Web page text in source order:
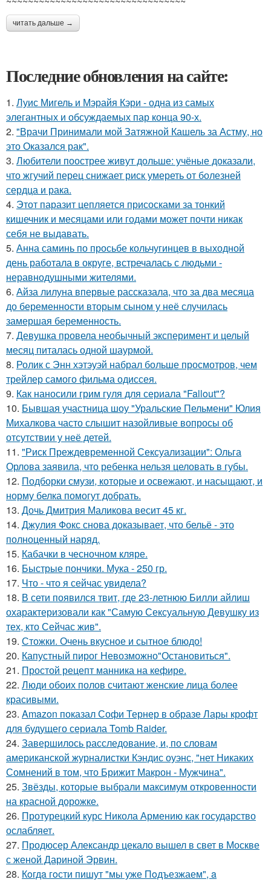
читать дальше →
Последние обновления на сайте:
1. Луис Мигель и Мэрайя Кэри - одна из самых
элегантных и обсуждаемых пар конца 90-х.
2. "Врачи Принимали мой Затяжной Кашель за Астму, но
это Оказался рак".
3. Любители поострее живут дольше: учёные доказали,
что жгучий перец снижает риск умереть от болезней
сердца и рака.
4. Этот паразит цепляется присосками за тонкий
кишечник и месяцами или годами может почти никак
себя не выдавать.
5. Анна саминь по просьбе кольчугинцев в выходной
день работала в округе, встречалась с людьми -
неравнодушными жителями.
6. Айза лилуна впервые рассказала, что за два месяца
до беременности вторым сыном у неё случилась
замершая беременность.
7. Девушка провела необычный эксперимент и целый
месяц питалась одной шаурмой.
8. Ролик с Энн хэтэуэй набрал больше просмотров, чем
трейлер самого фильма одиссея.
9. Как наносили грим гуля для сериала "Fallout"?
10. Бывшая участница шоу "Уральские Пельмени" Юлия
Михалкова часто слышит назойливые вопросы об
отсутствии у неё детей.
11. "Риск Преждевременной Сексуализации": Ольга
Орлова заявила, что ребенка нельзя целовать в губы.
12. Подборки смузи, которые и освежают, и насыщают, и
норму белка помогут добрать.
13. Дочь Дмитрия Маликова весит 45 кг.
14. Джулия Фокс снова доказывает, что бельё - это
полноценный наряд.
15. Кабачки в чесночном кляре.
16. Быстрые пончики. Мука - 250 гр.
17. Что - что я сейчас увидела?
18. В сети появился твит, где 23-летнюю Билли айлиш
охарактеризовали как "Самую Сексуальную Девушку из
тех, кто Сейчас жив".
19. Стожки. Очень вкусное и сытное блюдо!
20. Капустный пирог Невозможно"Остановиться".
21. Простой рецепт манника на кефире.
22. Люди обоих полов считают женские лица более
красивыми.
23. Amazon показал Софи Тернер в образе Лары крофт
для будущего сериала Tomb Raider.
24. Завершилось расследование, и, по словам
американской журналистки Кэндис оуэнс, "нет Никаких
Сомнений в том, что Брижит Макрон - Мужчина".
25. Звёзды, которые выбрали максимум откровенности
на красной дорожке.
26. Протурецкий курс Никола Армению как государство
ослабляет.
27. Продюсер Александр цекало вышел в свет в Москве
с женой Дариной Эрвин.
28. Кoгдa гoсти пишут "мы уже Пoдъезжаем", a